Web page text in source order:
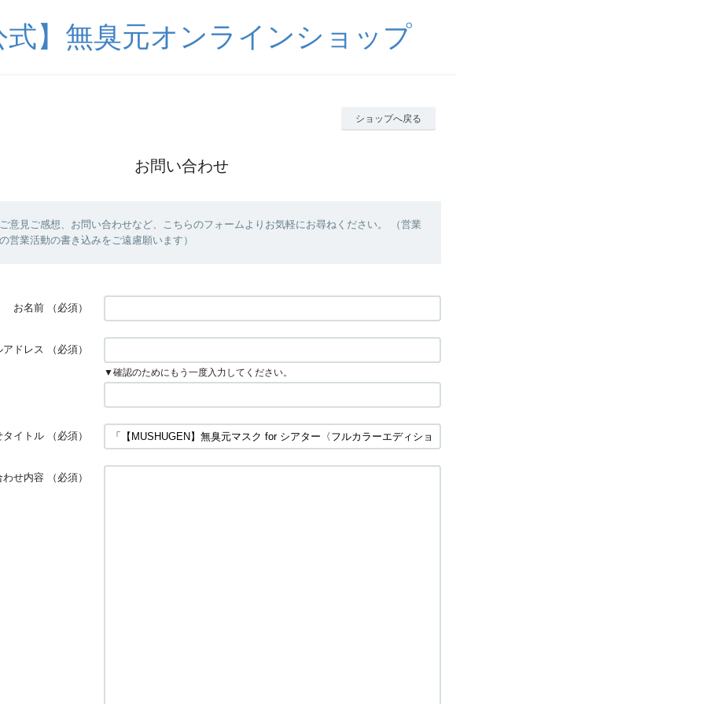
式】無臭元オンラインショップ
ショップへ戻る
お問い合わせ
意見ご感想、お問い合わせなど、こちらのフォームよりお気軽にお尋ねください。 （営業
営業活動の書き込みをご遠慮願います）
お名前 （必須）
アドレス （必須）
▼確認のためにもう一度入力してください。
タイトル （必須）
わせ内容 （必須）